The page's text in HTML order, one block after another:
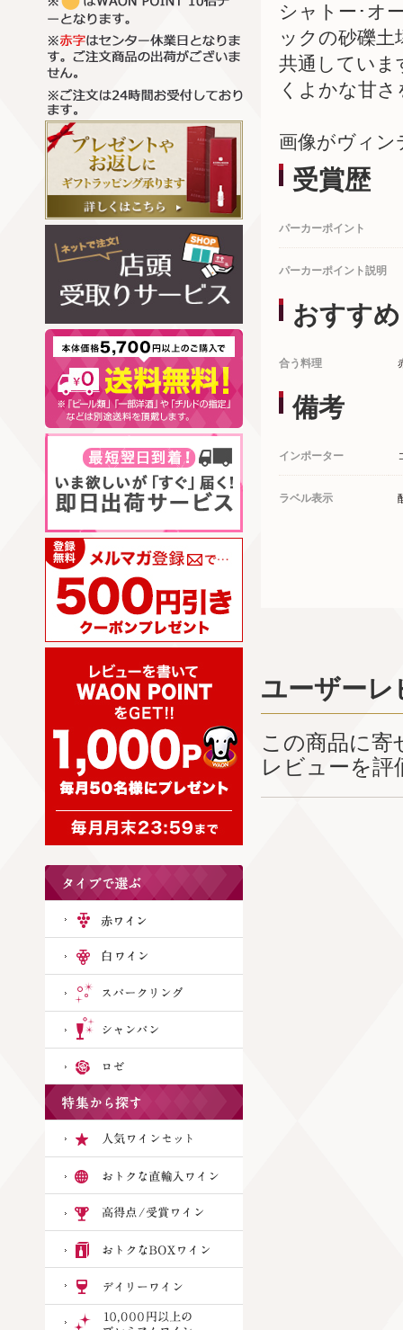
シャトー･オ
ックの砂礫
共通していま
くよかな甘
画像がヴィン
受賞歴
パーカーポイント
パーカーポイント説明
おすすめ
合う料理
備考
インポーター
ラベル表示
ユーザーレ
この商品に
レビューを評